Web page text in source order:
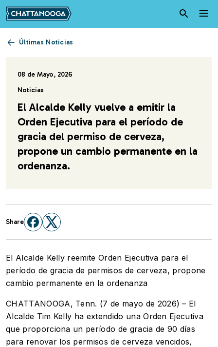
Pasar al contenido principal
Últimas Noticias
08 de Mayo, 2026
Noticias
El Alcalde Kelly vuelve a emitir la
Orden Ejecutiva para el período de
gracia del permiso de cerveza,
propone un cambio permanente en la
ordenanza.
Share
El Alcalde Kelly reemite Orden Ejecutiva para el
período de gracia de permisos de cerveza, propone
cambio permanente en la ordenanza
CHATTANOOGA, Tenn. (7 de mayo de 2026) – El
Alcalde Tim Kelly ha extendido una Orden Ejecutiva
que proporciona un período de gracia de 90 días
para renovar los permisos de cerveza vencidos,